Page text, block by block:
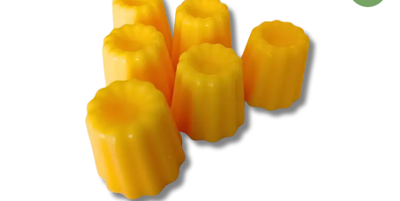
1,90 €
à
16,00 €